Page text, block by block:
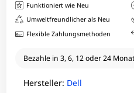
Funktioniert wie Neu
Umweltfreundlicher als Neu
Flexible Zahlungsmethoden
Bezahle in 3, 6, 12 oder 24
Hersteller: Dell